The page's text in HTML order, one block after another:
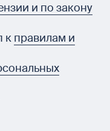
и по закону
к правилам и